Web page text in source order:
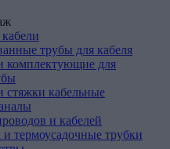
трубы для кабеля
комплектующие для
стяжки кабельные
и кабелей
и термоусадочные трубки